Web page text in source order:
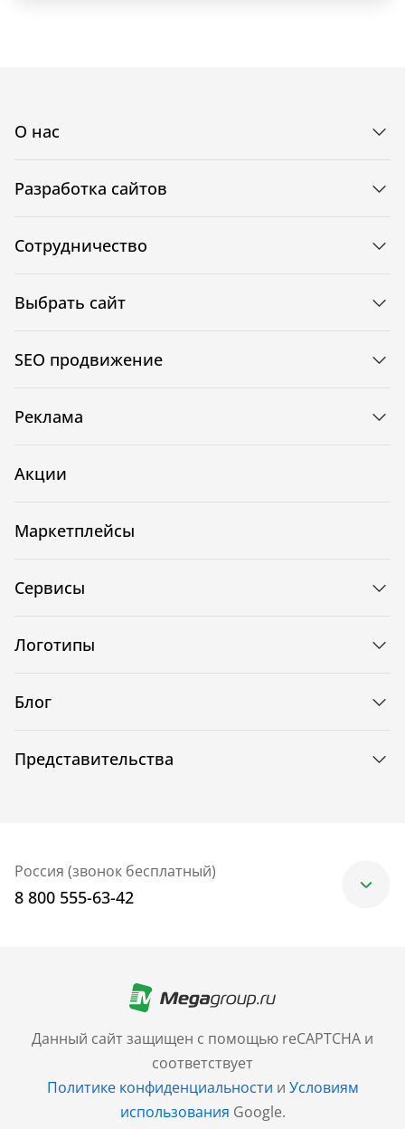
Данный сайт защищен с помощью reCAPTCHA и
соответствует
Политике конфиденциальности и Условиям
использования Google.
О нас
Разработка сайтов
Сотрудничество
Выбрать сайт
SEO продвижение
Реклама
Акции
Маркетплейсы
Сервисы
Логотипы
Блог
Представительства
Россия (звонок бесплатный)
8 800 555-63-42
+7 (499) 705-30-10
Санкт-Петербург
+7 (812) 600-77-33
Барнаул
+7 (961) 999-93-93